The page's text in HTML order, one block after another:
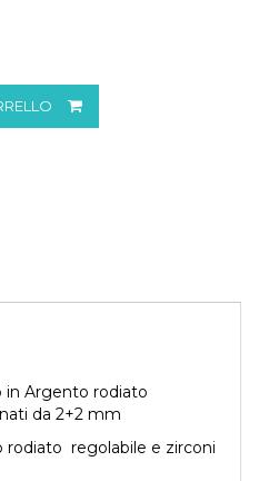
in Argento rodiato
da 2+2 mm
rodiato regolabile e zirconi